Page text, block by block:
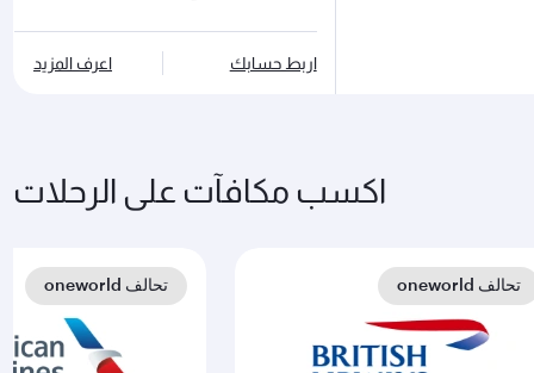
اربط حسابك اعرف المزيد
اكسب مكافآت على الرحلات
تحالف oneworld تحالف oneworld